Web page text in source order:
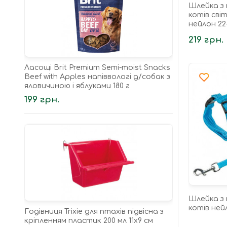
Ласощі Brit Premium Semi-moist Snacks
Beef with Apples напіввологі д/cобак з
яловичиною і яблуками 180 г
199 грн.
Годівниця Trixie для птахів підвісна з
кріпленням пластик 200 мл 11х9 см
Шлейка з
котів
нейлон
219 грн.
Шлейка з
котів